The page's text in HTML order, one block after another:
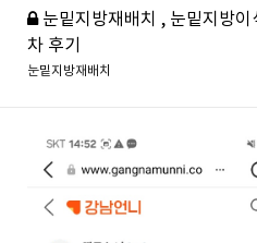
눈밑지방재배치 , 눈밑지방이
차 후기
눈밑지방재배치